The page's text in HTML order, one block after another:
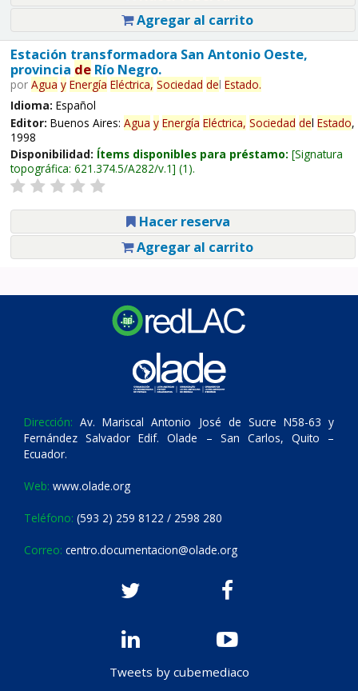
Agregar al carrito
Estación transformadora San Antonio Oeste,
provincia deRío Negro.
por Agua y Energía Eléctrica, Sociedad del Estado.
Idioma: Español
Editor: Buenos Aires: Agua y Energía Eléctrica, Sociedad del Estado,
1998
Disponibilidad: Ítems disponibles para préstamo: Signatura
topográfica: 621.374.5/A282/v.1 (1).
Hacer reserva
Agregar al carrito
Dirección: Av. Mariscal Antonio José de Sucre N58-63 y
Fernández Salvador Edif. Olade – San Carlos, Quito –
Ecuador.
Web: www.olade.org
Teléfono: (593 2) 259 8122 / 2598 280
Correo: centro.documentacion@olade.org
Tweets by cubemediaco